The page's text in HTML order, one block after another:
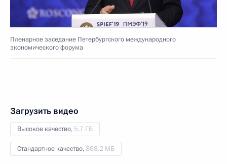
Пленарное заседание Петербургского международного
экономического форума
Загрузить видео
Высокое качество, 5.7 ГБ
Стандартное качество,868.2 МБ